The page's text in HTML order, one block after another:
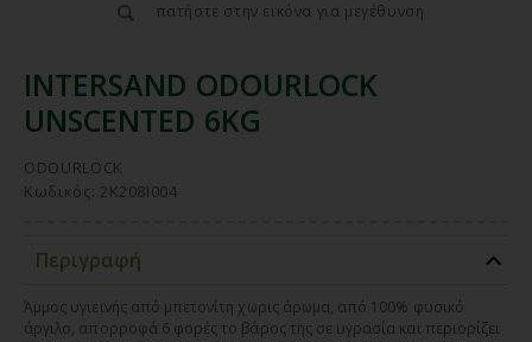
πατήστε στην εικόνα για μεγέθυνση
INTERSAND ODOURLOCK
UNSCENTED 6KG
ODOURLOCK
Κωδικός: 2K208I004
Περιγραφή
Άμμος υγιεινής από μπετονίτη χωρις άρωμα, από 100% φυσικό
άργιλο, απορροφά 6 φορές το βάρος της σε υγρασία και περιορίζει